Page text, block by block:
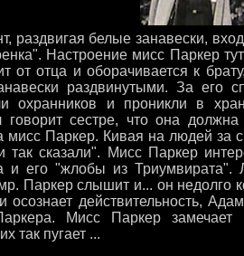
раздвигая белые занавески,
Настроение мисс Паркер
от отца и оборачивается к
раздвинутыми. За его
охранников и проникли в
говорит сестре, что она
мисс Паркер. Кивая на людей за
так сказали". Мисс Паркер
и его "жлобы из Триумвирата".
Паркер слышит и... он недолго
осознает действительность,
Мисс Паркер замечает
так пугает ...